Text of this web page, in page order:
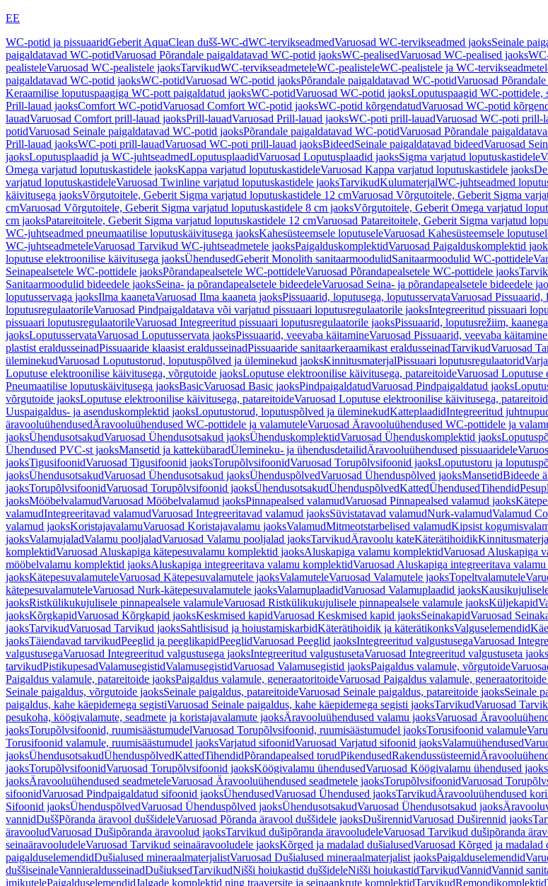
EE
WC-potid ja pissuaaridGeberit AquaClean dušš-WC-dWC-tervikseadmedVaruosad WC-tervikseadmed jaoksSeinale
paigaldatavad WC-potidVaruosad Põrandale paigaldatavad WC-potid jaoksWC-pealisedVaruosad WC-pealised jaoks
pealisteleVaruosad WC-pealistele jaoksTarvikudWC-tervikseadmeteleWC-pealisteleWC-pealistele ja WC-
paigaldatavad WC-potid jaoksWC-potidVaruosad WC-potid jaoksPõrandale paigaldatavad WC-potidVaruosad
Keraamilise loputuspaagiga WC-pott paigaldatud jaoksWC-potidVaruosad WC-potid jaoksLoputuspaagid WC-pottidele,
Prill-lauad jaoksComfort WC-potidVaruosad Comfort WC-potid jaoksWC-potid kõrgendatudVaruosad WC-potid
lauadVaruosad Comfort prill-lauad jaoksPrill-lauadVaruosad Prill-lauad jaoksWC-poti prill-lauadVaruosad WC-poti prill-
potidVaruosad Seinale paigaldatavad WC-potid jaoksPõrandale paigaldatavad WC-potidVaruosad Põrandale
Prill-lauad jaoksWC-poti prill-lauadVaruosad WC-poti prill-lauad jaoksBideedSeinale paigaldatavad bideedVaruosad
jaoksLoputusplaadid ja WC-juhtseadmedLoputusplaadidVaruosad Loputusplaadid jaoksSigma varjatud loputuskastidele
Omega varjatud loputuskastidele jaoksKappa varjatud loputuskastideleVaruosad Kappa varjatud loputuskastidele jaoks
varjatud loputuskastideleVaruosad Twinline varjatud loputuskastidele jaoksTarvikudKulumaterjalWC-juhtseadmed
käivitusega jaoksVõrgutoitele, Geberit Sigma varjatud loputuskastidele 12 cmVaruosad Võrgutoitele, Geberit Sigma
cmVaruosad Võrgutoitele, Geberit Sigma varjatud loputuskastidele 8 cm jaoksVõrgutoitele, Geberit Omega varjatud
cm jaoksPatareitoitele, Geberit Sigma varjatud loputuskastidele 12 cmVaruosad Patareitoitele, Geberit Sigma varjatud
WC-juhtseadmed pneumaatilise loputuskäivitusega jaoksKahesüsteemsele loputuseleVaruosad Kahesüsteemsele
WC-juhtseadmeteleVaruosad Tarvikud WC-juhtseadmetele jaoksPaigalduskomplektidVaruosad Paigalduskomplektid
loputuse elektroonilise käivitusega jaoksÜhendusedGeberit Monolith sanitaarmoodulidSanitaarmoodulid WC-pottidele
Seinapealsetele WC-pottidele jaoksPõrandapealsetele WC-pottideleVaruosad Põrandapealsetele WC-pottidele jaoks
Sanitaarmoodulid bideedele jaoksSeina- ja põrandapealsetele bideedeleVaruosad Seina- ja põrandapealsetele bideedele
loputusservaga jaoksIlma kaanetaVaruosad Ilma kaaneta jaoksPissuaarid, loputusega, loputusservataVaruosad Pissuaarid,
loputusregulaatorileVaruosad Pindpaigaldatava või varjatud pissuaari loputusregulaatorile jaoksIntegreeritud pissuaari
pissuaari loputusregulaatorileVaruosad Integreeritud pissuaari loputusregulaatorile jaoksPissuaarid, loputusrežiim,
jaoksLoputusservataVaruosad Loputusservata jaoksPissuaarid, veevaba käitamineVaruosad Pissuaarid, veevaba
plastist eraldusseinadPissuaaride klaasist eraldusseinadPissuaaride sanitaarkeraamikast eraldusseinadTarvikudVaruosad
üleminekudVaruosad Loputustorud, loputuspõlved ja üleminekud jaoksKinnitusmaterjalPissuaari loputusregulaatorid
Loputuse elektroonilise käivitusega, võrgutoide jaoksLoputuse elektroonilise käivitusega, patareitoideVaruosad Loputuse
Pneumaatilise loputuskäivitusega jaoksBasicVaruosad Basic jaoksPindpaigaldatudVaruosad Pindpaigaldatud jaoks
võrgutoide jaoksLoputuse elektroonilise käivitusega, patareitoideVaruosad Loputuse elektroonilise käivitusega,
Uuspaigaldus- ja asenduskomplektid jaoksLoputustorud, loputuspõlved ja üleminekudKatteplaadidIntegreeritud
äravooluühendusedÄravooluühendused WC-pottidele ja valamuteleVaruosad Äravooluühendused WC-pottidele ja
jaoksÜhendusotsakudVaruosad Ühendusotsakud jaoksÜhenduskomplektidVaruosad Ühenduskomplektid jaoks
Ühendused PVC-st jaoksMansetid ja kattekübaradÜlemineku- ja ühendusdetailidÄravooluühendused pissuaaridele
jaoksTigusifoonidVaruosad Tigusifoonid jaoksTorupõlvsifoonidVaruosad Torupõlvsifoonid jaoksLoputustoru ja
jaoksÜhendusotsakudVaruosad Ühendusotsakud jaoksÜhenduspõlvedVaruosad Ühenduspõlved jaoksMansetidBideede
jaoksTorupõlvsifoonidVaruosad Torupõlvsifoonid jaoksÜhendusotsakudÜhenduspõlvedKattedÜhendusedTihendid
jaoksMööbelvalamudVaruosad Mööbelvalamud jaoksPinnapealsed valamudVaruosad Pinnapealsed valamud jaoks
valamudIntegreeritavad valamudVaruosad Integreeritavad valamud jaoksSüvistatavad valamudNurk-valamudValamud
valamud jaoksKoristajavalamuVaruosad Koristajavalamu jaoksValamudMitmeotstarbelised valamudKipsist
jaoksValamujaladValamu pooljaladVaruosad Valamu pooljalad jaoksTarvikudÄravoolu kateKäterätihoidik
komplektidVaruosad Aluskapiga kätepesuvalamu komplektid jaoksAluskapiga valamu komplektidVaruosad Aluskapiga
mööbelvalamu komplektid jaoksAluskapiga integreeritava valamu komplektidVaruosad Aluskapiga integreeritava
jaoksKätepesuvalamuteleVaruosad Kätepesuvalamutele jaoksValamuteleVaruosad Valamutele jaoksTopeltvalamutele
kätepesuvalamuteleVaruosad Nurk-kätepesuvalamutele jaoksValamuplaadidVaruosad Valamuplaadid jaoks
jaoksRistkülikukujulisele pinnapealsele valamuleVaruosad Ristkülikukujulisele pinnapealsele valamule jaoksKüljekapid
jaoksKõrgkapidVaruosad Kõrgkapid jaoksKeskmised kapidVaruosad Keskmised kapid jaoksSeinakapidVaruosad
jaoksTarvikudVaruosad Tarvikud jaoksSahtlisisud ja hoiustamiskarbidKäterätihoidik ja käterätikonksValguselemendid
jaoksTäiendavad tarvikudPeeglid ja peeglikapidPeeglidVaruosad Peeglid jaoksIntegreeritud valgustusegaVaruosad
valgustusegaVaruosad Integreeritud valgustusega jaoksIntegreeritud valgustusetaVaruosad Integreeritud valgustuseta jaoks
tarvikudPistikupesadValamusegistidValamusegistidVaruosad Valamusegistid jaoksPaigaldus valamule, võrgutoide
Paigaldus valamule, patareitoide jaoksPaigaldus valamule, generaatoritoideVaruosad Paigaldus valamule,
Seinale paigaldus, võrgutoide jaoksSeinale paigaldus, patareitoideVaruosad Seinale paigaldus, patareitoide jaoksSeinale
paigaldus, kahe käepidemega segistiVaruosad Seinale paigaldus, kahe käepidemega segisti jaoksTarvikudVaruosad
pesukoha, köögivalamute, seadmete ja koristajavalamute jaoksÄravooluühendused valamu jaoksVaruosad
jaoksTorupõlvsifoonid, ruumisäästumudelVaruosad Torupõlvsifoonid, ruumisäästumudel jaoksTorusifoonid valamule
Torusifoonid valamule, ruumisäästumudel jaoksVarjatud sifoonidVaruosad Varjatud sifoonid jaoksValamuühendused
jaoksÜhendusotsakudÜhenduspõlvedKattedTihendidPõrandapealsed torudPikendusedRakendussüsteemid
jaoksTorupõlvsifoonidVaruosad Torupõlvsifoonid jaoksKöögivalamu ühendusedVaruosad Köögivalamu ühendused jaoks
jaoksÄravooluühendused seadmeteleVaruosad Äravooluühendused seadmetele jaoksTorupõlvsifoonidVaruosad
sifoonidVaruosad Pindpaigaldatud sifoonid jaoksÜhendusedVaruosad Ühendused jaoksTarvikudÄravooluühendused
Sifoonid jaoksÜhenduspõlvedVaruosad Ühenduspõlved jaoksÜhendusotsakudVaruosad Ühendusotsakud jaoks
vannidDuššPõranda äravool duššideleVaruosad Põranda äravool duššidele jaoksDuširennidVaruosad Duširennid jaoks
äravooludVaruosad Dušipõranda äravoolud jaoksTarvikud dušipõranda äravooludeleVaruosad Tarvikud dušipõranda
seinaäravooludeleVaruosad Tarvikud seinaäravooludele jaoksKõrged ja madalad dušialusedVaruosad Kõrged ja madalad
paigalduselemendidDušialused mineraalmaterjalistVaruosad Dušialused mineraalmaterjalist jaoksPaigalduselemendid
duššiseinaleVannieraldusseinadDušiuksedTarvikudNišši hoiukastid duššideleNišši hoiukastidTarvikudVannidVannid
imikutelePaigalduselemendidJalgade komplektid ning traaversite ja seinaankrute komplektidTarvikudRemondikomplektid